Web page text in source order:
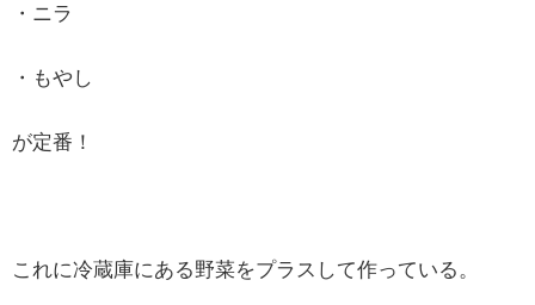
・ニラ
・もやし
が定番！
これに冷蔵庫にある野菜をプラスして作っている。